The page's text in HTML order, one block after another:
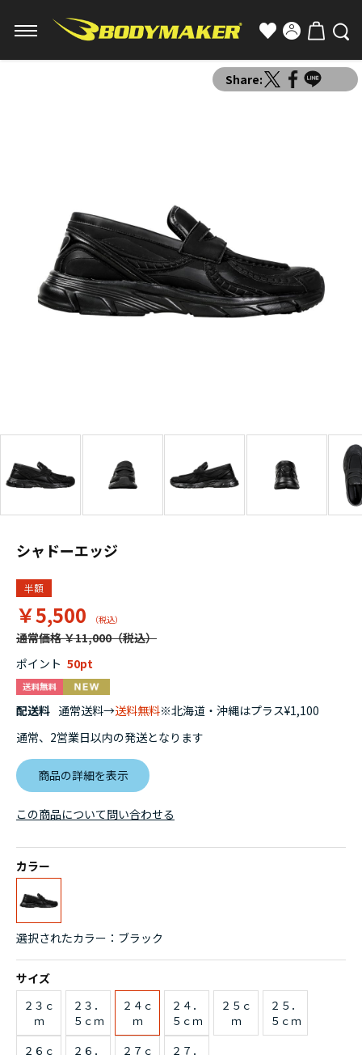
Share:
シャドーエッジ
半額
￥5,500
通常価格 ￥11,000
ポイント 50
配送料 通常送料→送料無料※北海道・沖縄はプラス¥1,100
通常、2営業日以内の発送となります
商品の詳細を表示
カラー
選択されたカラー：ブラック
サイズ
２３ｃ
ｍ
２３．
５ｃｍ
２４ｃ
ｍ
２４．
５ｃｍ
２５ｃ
ｍ
２５．
５ｃｍ
２６ｃ
２６．
２７ｃ
２７．
この商品について問い合わせる